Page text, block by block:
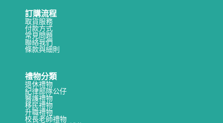
訂購流程
取貨服務
付款方式
常見問題
聯絡我們
條款與細則
禮物分類
退休禮物
紀律部隊公仔
醫護禮物
移民禮物
升職禮物
校長老師禮物